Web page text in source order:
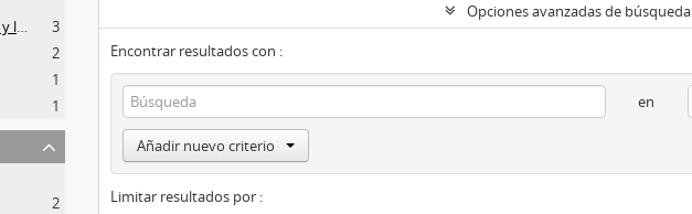
Vicariato Apostólico del Urubamba y la Madre de Dios
3
2
1
1
2
Opciones avanzadas de búsqueda
Encontrar resultados con :
en
Añadir nuevo criterio
Limitar resultados por :